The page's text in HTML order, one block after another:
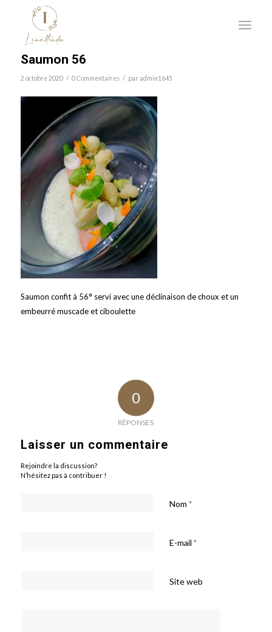
Saumon 56
2 octobre 2020 / 0 Commentaires / par admin1645
Saumon confit à 56° servi avec une déclinaison de choux et un
embeurré muscade et ciboulette
0
RÉPONSES
Laisser un commentaire
Rejoindre la discussion?
N’hésitez pas à contribuer !
Nom *
E-mail *
Site web